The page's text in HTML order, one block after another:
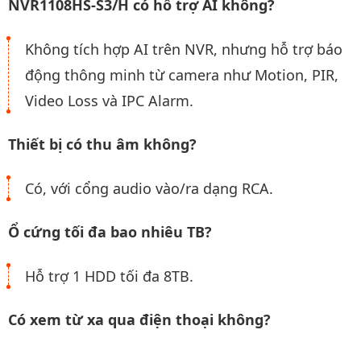
NVR1108HS-S3/H có hỗ trợ AI không?
Không tích hợp AI trên NVR, nhưng hỗ trợ báo
động thông minh từ camera như Motion, PIR,
Video Loss và IPC Alarm.
Thiết bị có thu âm không?
Có, với cổng audio vào/ra dạng RCA.
Ổ cứng tối đa bao nhiêu TB?
Hỗ trợ 1 HDD tối đa 8TB.
Có xem từ xa qua điện thoại không?